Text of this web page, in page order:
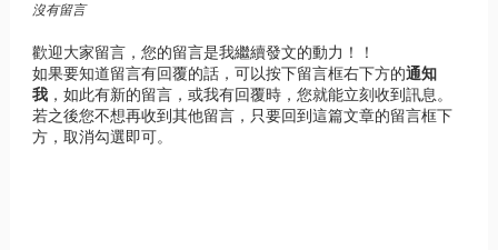
沒有留言
歡迎大家留言，您的留言是我繼續發文的動力！！
如果要知道留言有回覆的話，可以按下留言框右下方的通知
我，如此有新的留言，或我有回覆時，您就能立刻收到訊息。
若之後您不想再收到其他留言，只要回到這篇文章的留言框下
方，取消勾選即可。